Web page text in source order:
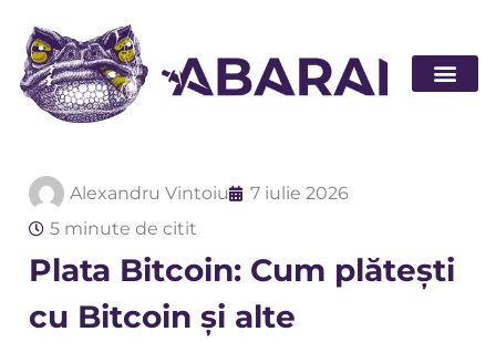
Alexandru Vintoiu
7 iulie 2026
5 minute de citit
Plata Bitcoin: Cum plătești
cu Bitcoin și alte